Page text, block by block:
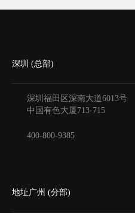
深圳 (总部)
深圳福田区深南大道6013号
中国有色大厦713-715
400-800-9385
地址广州 (分部)